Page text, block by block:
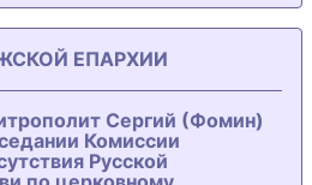
ЕПАРХИИ
Сергий (Фомин)
Комиссии
Русской